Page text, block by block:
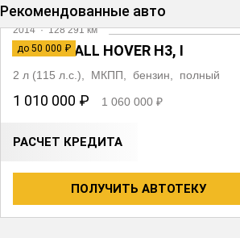
Рекомендованные авто
до 50 000 ₽
2014·128 291 км
GREAT WALL HOVER H3, I
2 л (115 л.с.), МКПП, бензин, полный
1 010 000 ₽ 1 060 000 ₽
РАСЧЕТ КРЕДИТА
ПОЛУЧИТЬ АВТОТЕКУ